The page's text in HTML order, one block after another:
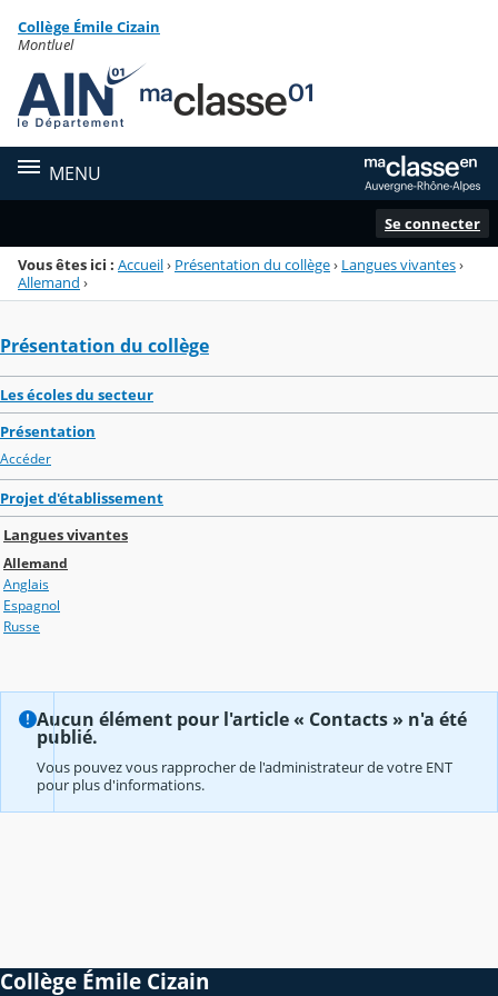
Menu de la rubrique
Contenu
Collège Émile Cizain
Montluel
MENU
Se connecter
Vous êtes ici : Accueil› Présentation du collège› Langues vivantes›
Allemand ›
Présentation du collège
Les écoles du secteur
Présentation
Accéder
Projet d'établissement
Langues vivantes
Allemand
Anglais
Espagnol
Russe
Aucun élément pour l'article « Contacts » n'a été
publié.
Vous pouvez vous rapprocher de l'administrateur de votre ENT
pour plus d'informations.
Collège Émile Cizain